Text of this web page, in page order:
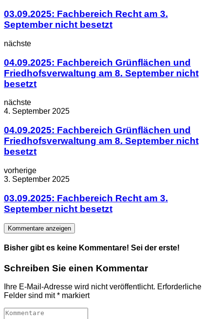
03.09.2025: Fachbereich Recht am 3.
September nicht besetzt
nächste
04.09.2025: Fachbereich Grünflächen und
Friedhofsverwaltung am 8. September nicht
besetzt
nächste
4. September 2025
04.09.2025: Fachbereich Grünflächen und
Friedhofsverwaltung am 8. September nicht
besetzt
vorherige
3. September 2025
03.09.2025: Fachbereich Recht am 3.
September nicht besetzt
Kommentare anzeigen
Bisher gibt es keine Kommentare! Sei der erste!
Schreiben Sie einen Kommentar
Ihre E-Mail-Adresse wird nicht veröffentlicht. Erforderliche
Felder sind mit* markiert